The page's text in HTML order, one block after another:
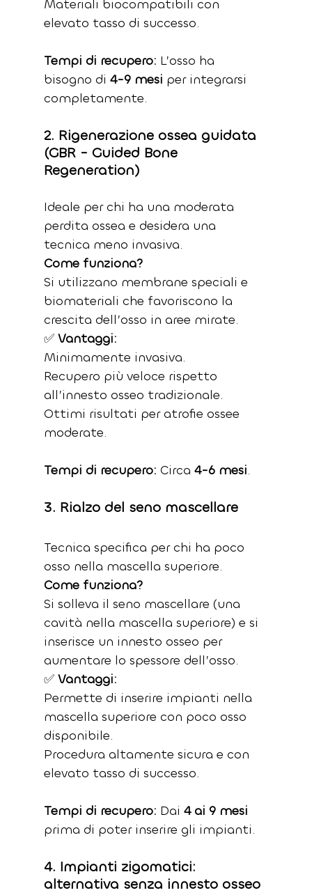
Materiali biocompatibili con
elevato tasso di successo.
Tempi di recupero: L’osso ha
bisogno di 4-9 mesi per integrarsi
completamente.
2. Rigenerazione ossea guidata
(GBR - Guided Bone
Regeneration)
Ideale per chi ha una moderata
perdita ossea e desidera una
tecnica meno invasiva.
Come funziona?
Si utilizzano membrane speciali e
biomateriali che favoriscono la
crescita dell’osso in aree mirate.
✅ Vantaggi:
Minimamente invasiva.
Recupero più veloce rispetto
all’innesto osseo tradizionale.
Ottimi risultati per atrofie ossee
moderate.
Tempi di recupero: Circa 4-6 mesi.
3. Rialzo del seno mascellare
Tecnica specifica per chi ha poco
osso nella mascella superiore.
Come funziona?
Si solleva il seno mascellare (una
cavità nella mascella superiore) e si
inserisce un innesto osseo per
aumentare lo spessore dell’osso.
✅ Vantaggi:
Permette di inserire impianti nella
mascella superiore con poco osso
disponibile.
Procedura altamente sicura e con
elevato tasso di successo.
Tempi di recupero: Dai 4 ai 9 mesi
prima di poter inserire gli impianti.
4. Impianti zigomatici:
alternativa senza innesto osseo